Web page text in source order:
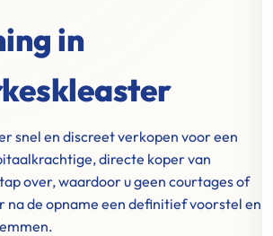
in
snel en discreet verkopen voor een
directe koper van
over, waardoor u geen courtages of
de opname een definitief voorstel en